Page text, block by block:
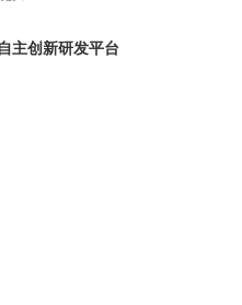
主创新研发平台